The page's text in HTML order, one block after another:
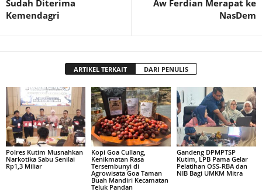
Sudah Diterima
Kemendagri
Aw Ferdian Merapat ke
NasDem
ARTIKEL TERKAIT DARI PENULIS
Polres Kutim Musnahkan
Narkotika Sabu Senilai
Rp1,3 Miliar
Kopi Goa Cullang,
Kenikmatan Rasa
Tersembunyi di
Agrowisata Goa Taman
Buah Mandiri Kecamatan
Teluk Pandan
Gandeng DPMPTSP
Kutim, LPB Pama Gelar
Pelatihan OSS-RBA dan
NIB Bagi UMKM Mitra